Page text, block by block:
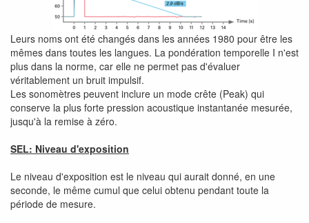
Leurs noms ont été changés dans les années 1980 pour être les
mêmes dans toutes les langues. La pondération temporelle I n'est
plus dans la norme, car elle ne permet pas d'évaluer
véritablement un bruit impulsif.
Les sonomètres peuvent inclure un mode crête (Peak) qui
conserve la plus forte pression acoustique instantanée mesurée,
jusqu'à la remise à zéro.
SEL: Niveau d'exposition
Le niveau d'exposition est le niveau qui aurait donné, en une
seconde, le même cumul que celui obtenu pendant toute la
période de mesure.